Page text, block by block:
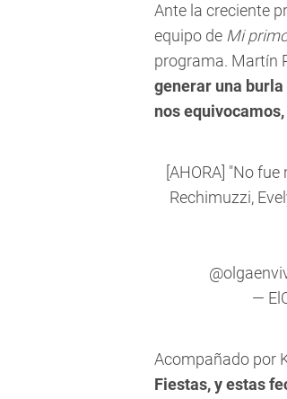
Ante la creciente
equipo de Mi
programa. Martín
generar una
nos
[AHORA] "No
Rechimuzzi,
—
Acompañado por
Fiestas, y estas